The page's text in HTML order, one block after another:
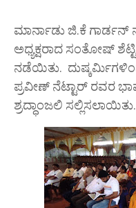
ಮಾರ್ನಾಡು ಜಿ.ಕೆ ಗಾರ್ಡನ್
ಅಧ್ಯಕ್ಷರಾದ ಸಂತೋಷ್
ನಡೆಯಿತು.
ಪ್ರವೀಣ್ ನೆಟ್ಟಾರ್ ರವರ
ಶ್ರದ್ಧಾಂಜಲಿ ಸಲ್ಲಿಸಲಾಯಿತು.